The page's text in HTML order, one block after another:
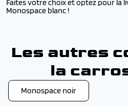
Faites votre choix et optez pour la
Monospace blanc !
Les autres
la
Monospace noir